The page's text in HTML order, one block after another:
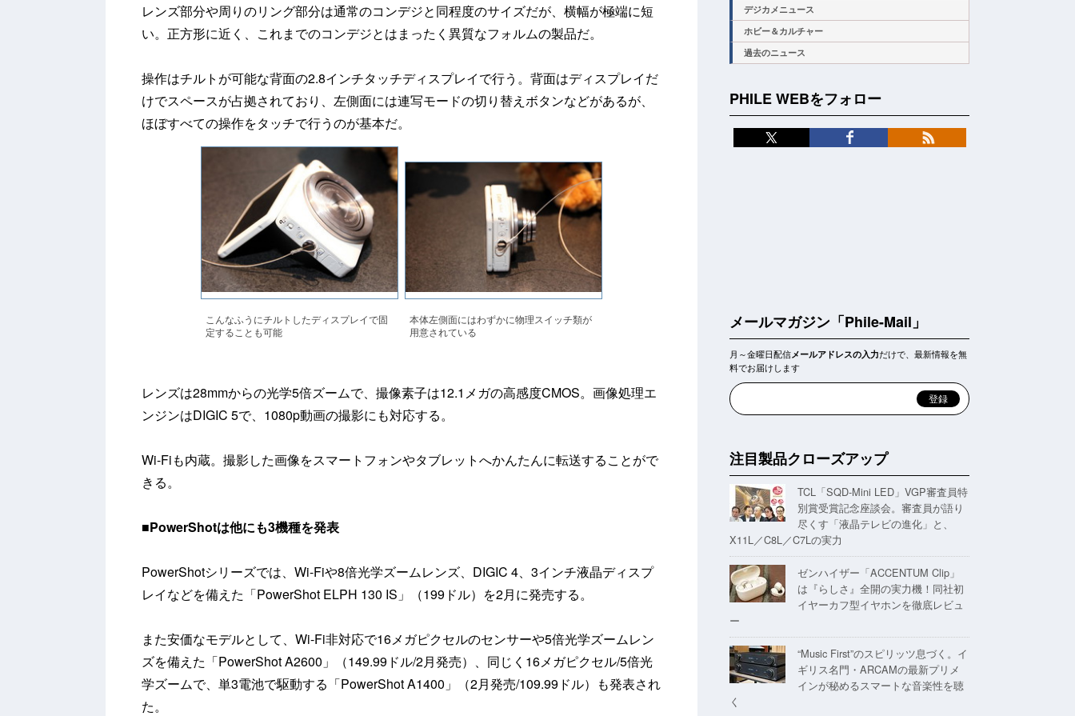
レンズ部分や周りのリング部分は通常のコンデジと同程度のサイズだが、横幅が極端に短
い。正方形に近く、これまでのコンデジとはまったく異質なフォルムの製品だ。
操作はチルトが可能な背面の2.8インチタッチディスプレイで行う。背面はディスプレイだ
けでスペースが占拠されており、左側面には連写モードの切り替えボタンなどがあるが、
ほぼすべての操作をタッチで行うのが基本だ。
こんなふうにチルトしたディスプレイで固
定することも可能
本体左側面にはわずかに物理スイッチ類が
用意されている
レンズは28mmからの光学5倍ズームで、撮像素子は12.1メガの高感度CMOS。画像処理エ
ンジンはDIGIC 5で、1080p動画の撮影にも対応する。
Wi-Fiも内蔵。撮影した画像をスマートフォンやタブレットへかんたんに転送することがで
きる。
■PowerShotは他にも3機種を発表
PowerShotシリーズでは、Wi-Fiや8倍光学ズームレンズ、DIGIC 4、3インチ液晶ディスプ
レイなどを備えた「PowerShot ELPH 130 IS」（199ドル）を2月に発売する。
また安価なモデルとして、Wi-Fi非対応で16メガピクセルのセンサーや5倍光学ズームレン
ズを備えた「PowerShot A2600」（149.99ドル/2月発売）、同じく16メガピクセル/5倍光
学ズームで、単3電池で駆動する「PowerShot A1400」（2月発売/109.99ドル）も発表され
た。
デジカメニュース
ホビー＆カルチャー
過去のニュース
PHILE WEBをフォロー
メールマガジン「Phile-Mail」
月～金曜日配信メールアドレスの入力だけで、最新情報を無
料でお届けします
注目製品クローズアップ
TCL「SQD-Mini LED」VGP審査員特
別賞受賞記念座談会。審査員が語り
尽くす「液晶テレビの進化」と、
X11L／C8L／C7Lの実力
ゼンハイザー「ACCENTUM Clip」
は『らしさ』全開の実力機！同社初
イヤーカフ型イヤホンを徹底レビュ
ー
“Music First”のスピリッツ息づく。イ
ギリス名門・ARCAMの最新プリメ
インが秘めるスマートな音楽性を聴
く